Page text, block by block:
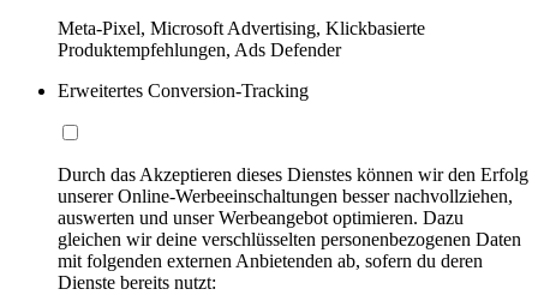
Meta-Pixel, Microsoft Advertising, Klickbasierte
Produktempfehlungen, Ads Defender
Erweitertes Conversion-Tracking
Durch das Akzeptieren dieses Dienstes können wir den Erfolg
unserer Online-Werbeeinschaltungen besser nachvollziehen,
auswerten und unser Werbeangebot optimieren. Dazu
gleichen wir deine verschlüsselten personenbezogenen Daten
mit folgenden externen Anbietenden ab, sofern du deren
Dienste bereits nutzt: